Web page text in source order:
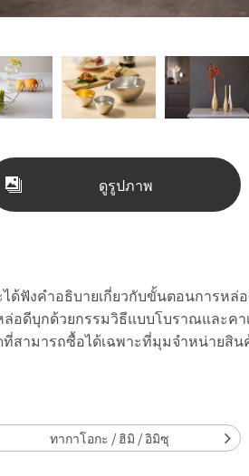
ดูรูปภาพ
ด้ฟังคำอธิบายเกี่ยวกับขั้นตอนการห
อดีบุกด้วยกรรมวิธีแบบโบราณและค
สามารถซื้อได้เฉพาะที่มุมจำหน่ายสิน
ทากาโอกะ / ฮิมิ / อิมิซุ